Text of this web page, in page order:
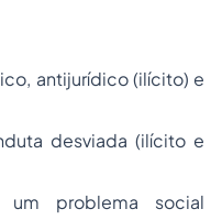
antijurídico (ilícito) e
desviada (ilícito e
problema social